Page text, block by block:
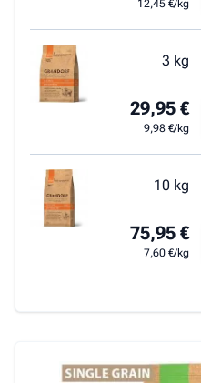
12,45 €/kg
3 kg
29,95 €
9,98 €/kg
10 kg
75,95 €
7,60 €/kg